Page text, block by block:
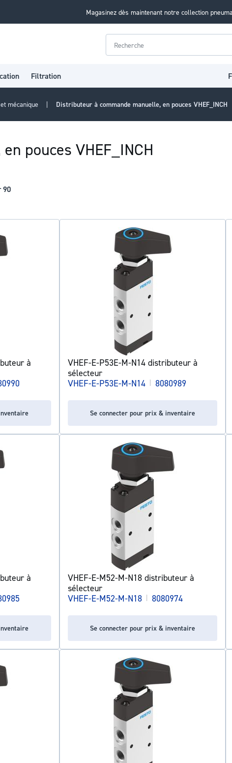
Magasinez dès maintenant notre collection
Rechercher
Filtration
mécanique Distributeur à commande manuelle, en pouces VHEF_INCH
pouces VHEF_INCH
90
à
VHEF-E-P53E-M-N14 distributeur à
sélecteur
VHEF-E-P53E-M-N14 | 8080989
Se connecter pour prix & inventaire
à
VHEF-E-M52-M-N18 distributeur à
sélecteur
VHEF-E-M52-M-N18 | 8080974
Se connecter pour prix & inventaire